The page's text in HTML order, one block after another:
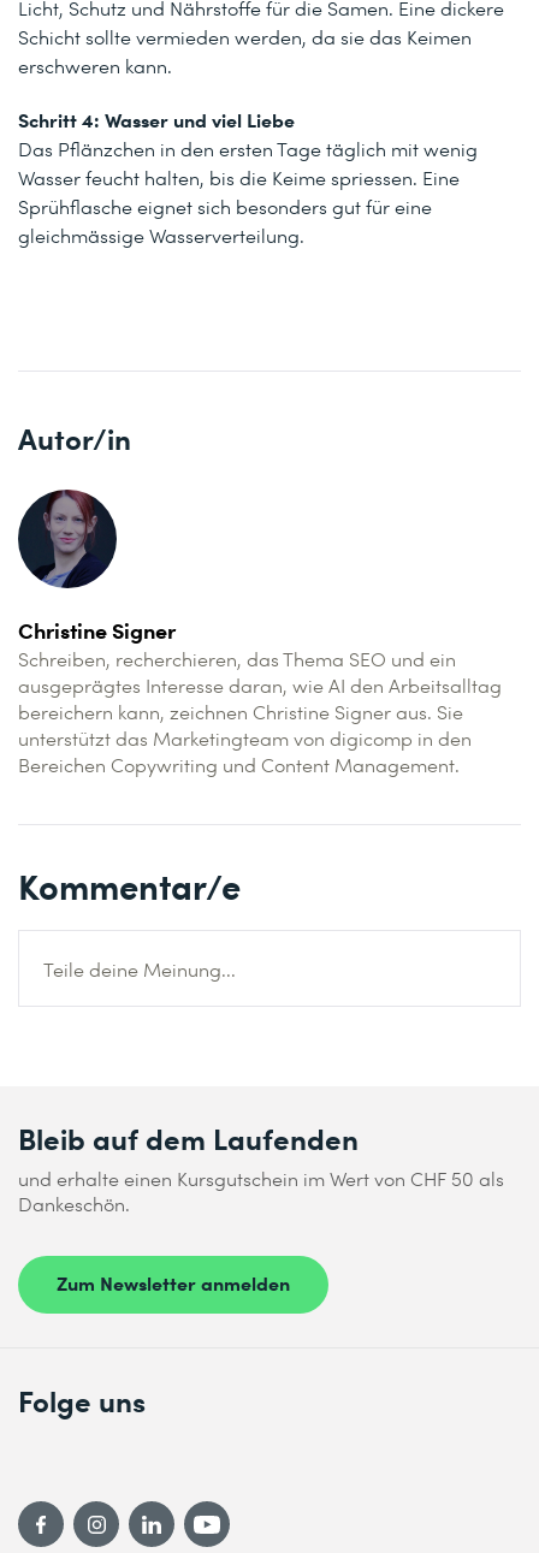
Licht, Schutz und Nährstoffe für die Samen. Eine dickere
Schicht sollte vermieden werden, da sie das Keimen
erschweren kann.
Schritt 4: Wasser und viel Liebe
Das Pflänzchen in den ersten Tage täglich mit wenig
Wasser feucht halten, bis die Keime spriessen. Eine
Sprühflasche eignet sich besonders gut für eine
gleichmässige Wasserverteilung.
Autor/in
Christine Signer
Schreiben, recherchieren, das Thema SEO und ein
ausgeprägtes Interesse daran, wie AI den Arbeitsalltag
bereichern kann, zeichnen Christine Signer aus. Sie
unterstützt das Marketingteam von digicomp in den
Bereichen Copywriting und Content Management.
Kommentar/e
Teile deine Meinung...
Bleib auf dem Laufenden
und erhalte einen Kursgutschein im Wert von CHF 50 als
Dankeschön.
Zum Newsletter anmelden
Folge uns